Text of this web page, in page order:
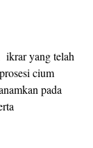
ikrar yang telah
cium
pada